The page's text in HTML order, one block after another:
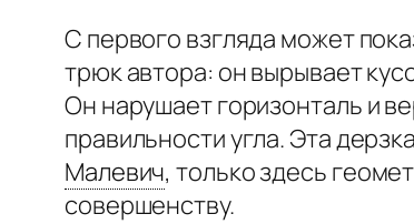
С первого взгляда может
трюк автора: он вырывает
Он нарушает горизонталь и
правильности угла. Эта
Малевич, только здесь
совершенству.